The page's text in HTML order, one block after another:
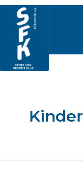
Zum
Inhalt
springen